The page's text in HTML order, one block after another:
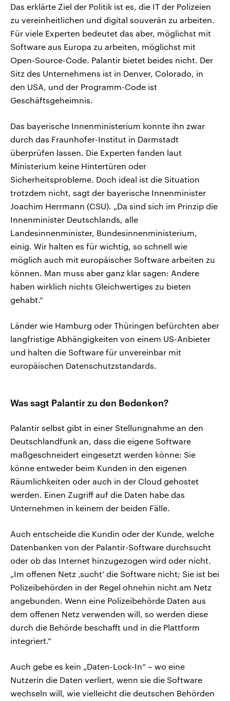
Das erklärte Ziel der Politik ist es, die IT der Polizeien
zu vereinheitlichen und digital souverän zu arbeiten.
Für viele Experten bedeutet das aber, möglichst mit
Software aus Europa zu arbeiten, möglichst mit
Open-Source-Code. Palantir bietet beides nicht. Der
Sitz des Unternehmens ist in Denver, Colorado, in
den USA, und der Programm-Code ist
Geschäftsgeheimnis.
Das bayerische Innenministerium konnte ihn zwar
durch das Fraunhofer-Institut in Darmstadt
überprüfen lassen. Die Experten fanden laut
Ministerium keine Hintertüren oder
Sicherheitsprobleme. Doch ideal ist die Situation
trotzdem nicht, sagt der bayerische Innenminister
Joachim Herrmann (CSU). „Da sind sich im Prinzip die
Innenminister Deutschlands, alle
Landesinnenminister, Bundesinnenministerium,
einig. Wir halten es für wichtig, so schnell wie
möglich auch mit europäischer Software arbeiten zu
können. Man muss aber ganz klar sagen: Andere
haben wirklich nichts Gleichwertiges zu bieten
gehabt.“
Länder wie Hamburg oder Thüringen befürchten aber
langfristige Abhängigkeiten von einem US-Anbieter
und halten die Software für unvereinbar mit
europäischen Datenschutzstandards.
Was sagt Palantir zu den Bedenken?
Palantir selbst gibt in einer Stellungnahme an den
Deutschlandfunk an, dass die eigene Software
maßgeschneidert eingesetzt werden könne: Sie
könne entweder beim Kunden in den eigenen
Räumlichkeiten oder auch in der Cloud gehostet
werden. Einen Zugriff auf die Daten habe das
Unternehmen in keinem der beiden Fälle.
Auch entscheide die Kundin oder der Kunde, welche
Datenbanken von der Palantir-Software durchsucht
oder ob das Internet hinzugezogen wird oder nicht.
„Im offenen Netz ‚sucht‘ die Software nicht; Sie ist bei
Polizeibehörden in der Regel ohnehin nicht am Netz
angebunden. Wenn eine Polizeibehörde Daten aus
dem offenen Netz verwenden will, so werden diese
durch die Behörde beschafft und in die Plattform
integriert.“
Auch gebe es kein „Daten-Lock-In“ – wo eine
Nutzerin die Daten verliert, wenn sie die Software
wechseln will, wie vielleicht die deutschen Behörden